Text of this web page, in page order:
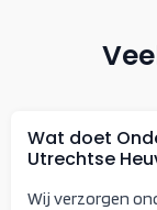
Wat doet
Utrechtse
Wij verzorgen